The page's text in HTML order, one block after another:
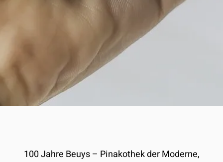
100 Jahre Beuys – Pinakothek der Moderne,